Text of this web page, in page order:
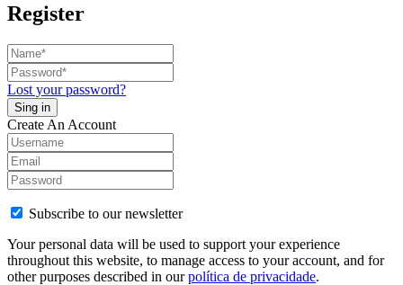
Register
Lost your password?
Create An Account
Subscribe to our newsletter
Your personal data will be used to support your experience
throughout this website, to manage access to your account, and for
other purposes described in ourpolítica de privacidade.